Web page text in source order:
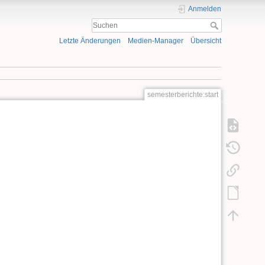
Anmelden
Letzte Änderungen Medien-Manager Übersicht
semesterberichte:start